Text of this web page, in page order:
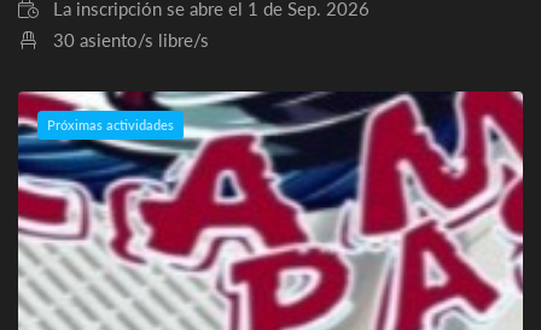
La inscripción se abre el 1 de Sep. 2026
30 asiento/s libre/s
Próximas actividades